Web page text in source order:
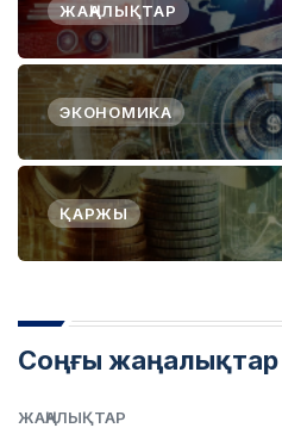
ЖАҢАЛЫҚТАР
ЭКОНОМИКА
ҚАРЖЫ
Соңғы жаңалықтар
ЖАҢАЛЫҚТАР